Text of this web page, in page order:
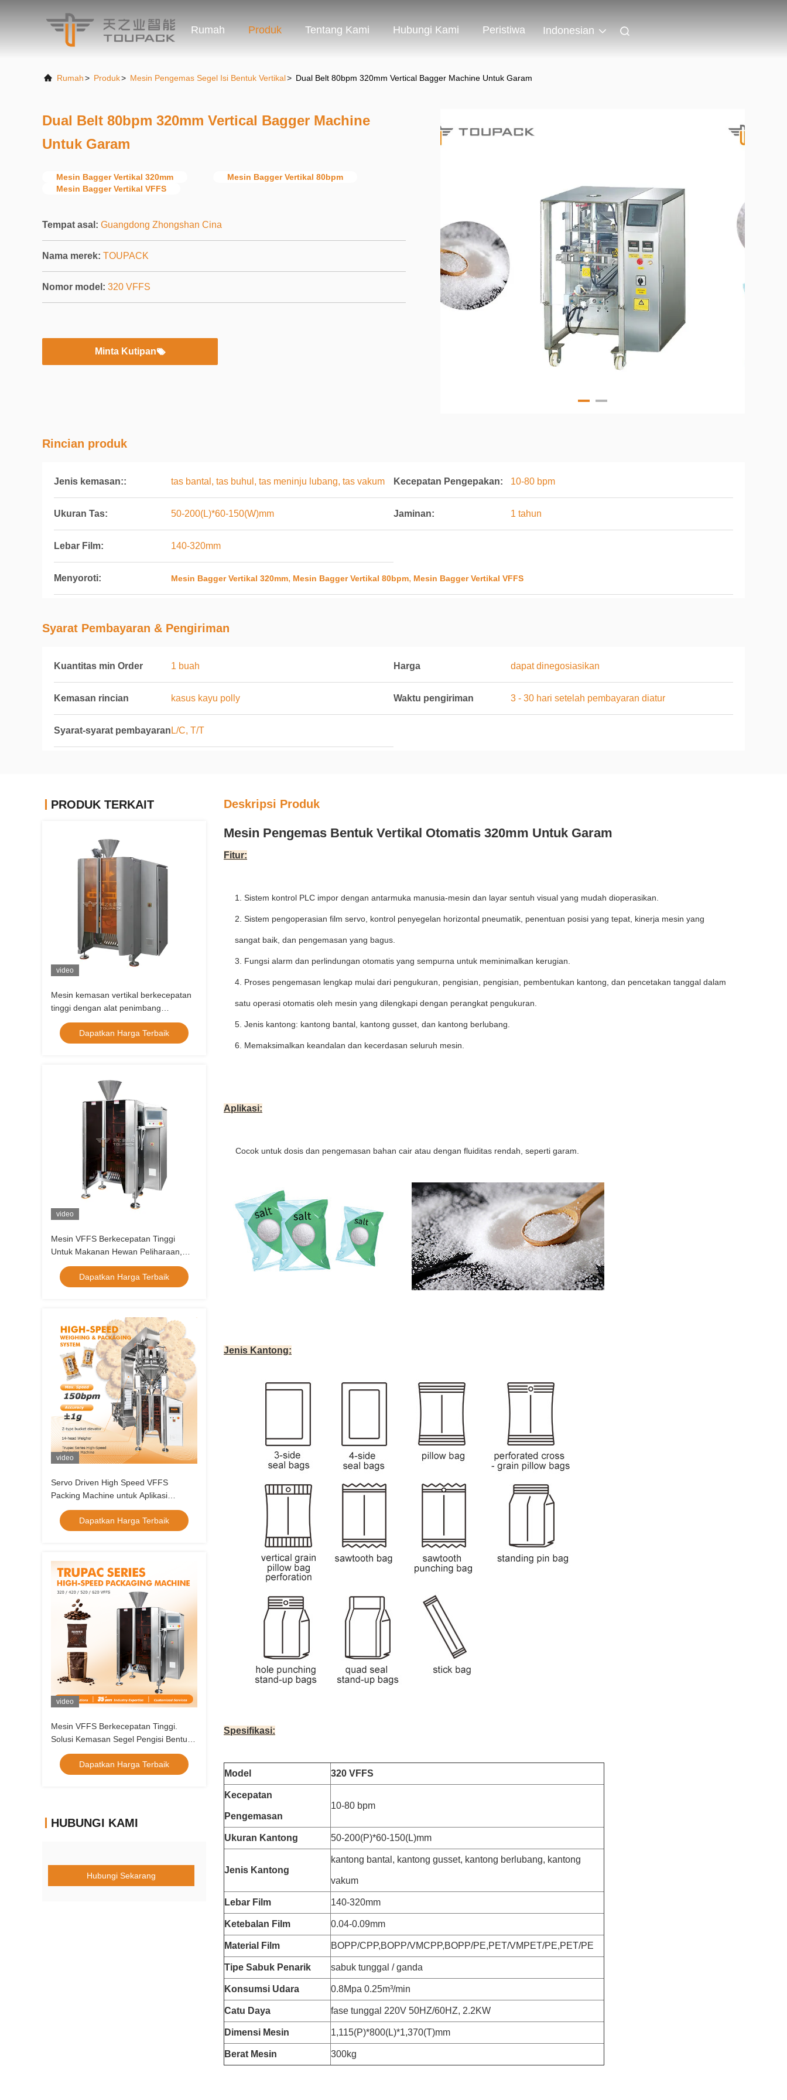
Rumah Produk Tentang Kami Hubungi Kami Peristiwa Indonesian
Rumah> Produk> Mesin Pengemas Segel Isi Bentuk Vertikal> Dual Belt 80bpm 320mm Vertical Bagger Machine Untuk Garam
Dual Belt 80bpm 320mm Vertical Bagger Machine
Untuk Garam
Mesin Bagger Vertikal 320mm
Mesin Bagger Vertikal 80bpm
Mesin Bagger Vertikal VFFS
Tempat asal: Guangdong Zhongshan Cina
Nama merek: TOUPACK
Nomor model: 320 VFFS
Minta Kutipan
Rincian produk
Jenis kemasan:: tas bantal, tas buhul, tas meninju lubang, tas vakum Kecepatan Pengepakan: 10-80 bpm
Ukuran Tas: 50-200(L)*60-150(W)mm Jaminan: 1 tahun
Lebar Film: 140-320mm
Menyoroti: Mesin Bagger Vertikal 320mm, Mesin Bagger Vertikal 80bpm, Mesin Bagger Vertikal VFFS
Syarat Pembayaran & Pengiriman
Kuantitas min Order 1 buah Harga dapat dinegosiasikan
Kemasan rincian kasus kayu polly Waktu pengiriman 3 - 30 hari setelah pembayaran diatur
Syarat-syarat pembayaran L/C, T/T
PRODUK TERKAIT
video
Mesin kemasan vertikal berkecepatan
tinggi dengan alat penimbang
multihead untuk makanan ringan,
keripik, kacang dan kantong makanan
hewan peliharaan
Dapatkan Harga Terbaik
video
Mesin VFFS Berkecepatan Tinggi
Untuk Makanan Hewan Peliharaan,
Makanan ringan Dan Kemasan Kacang
dengan Output 80-200 Bag / Min
Dapatkan Harga Terbaik
video
Servo Driven High Speed VFFS
Packing Machine untuk Aplikasi
Pengemasan Makanan Granule
Dapatkan Harga Terbaik
video
Mesin VFFS Berkecepatan Tinggi.
Solusi Kemasan Segel Pengisi Bentuk
Vertikal Otomatis untuk Makanan &
Makanan Hewan Peliharaan
Dapatkan Harga Terbaik
HUBUNGI KAMI
Hubungi Sekarang
Deskripsi Produk
Mesin Pengemas Bentuk Vertikal Otomatis 320mm Untuk Garam
Fitur:
1. Sistem kontrol PLC impor dengan antarmuka manusia-mesin dan layar sentuh visual yang mudah dioperasikan.
2. Sistem pengoperasian film servo, kontrol penyegelan horizontal pneumatik, penentuan posisi yang tepat, kinerja mesin yang
sangat baik, dan pengemasan yang bagus.
3. Fungsi alarm dan perlindungan otomatis yang sempurna untuk meminimalkan kerugian.
4. Proses pengemasan lengkap mulai dari pengukuran, pengisian, pengisian, pembentukan kantong, dan pencetakan tanggal dalam
satu operasi otomatis oleh mesin yang dilengkapi dengan perangkat pengukuran.
5. Jenis kantong: kantong bantal, kantong gusset, dan kantong berlubang.
6. Memaksimalkan keandalan dan kecerdasan seluruh mesin.
Aplikasi:
Cocok untuk dosis dan pengemasan bahan cair atau dengan fluiditas rendah, seperti garam.
Jenis Kantong:
Spesifikasi:
Model 320 VFFS
Kecepatan
Pengemasan
10-80 bpm
Ukuran Kantong 50-200(P)*60-150(L)mm
Jenis Kantong
kantong bantal, kantong gusset, kantong berlubang, kantong
vakum
Lebar Film 140-320mm
Ketebalan Film 0.04-0.09mm
Material Film BOPP/CPP,BOPP/VMCPP,BOPP/PE,PET/VMPET/PE,PET/PE
Tipe Sabuk Penarik sabuk tunggal / ganda
Konsumsi Udara 0.8Mpa 0.25m³/min
Catu Daya fase tunggal 220V 50HZ/60HZ, 2.2KW
Dimensi Mesin 1,115(P)*800(L)*1,370(T)mm
Berat Mesin 300kg